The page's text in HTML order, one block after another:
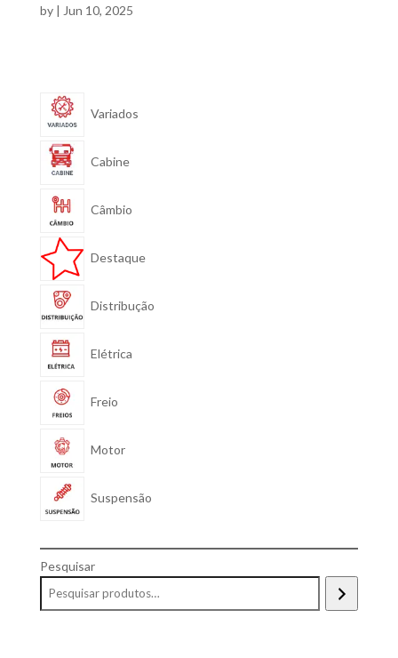
by Jun 10, 2025
Variados
Cabine
Câmbio
Destaque
Distribução
Elétrica
Freio
Motor
Suspensão
Pesquisar